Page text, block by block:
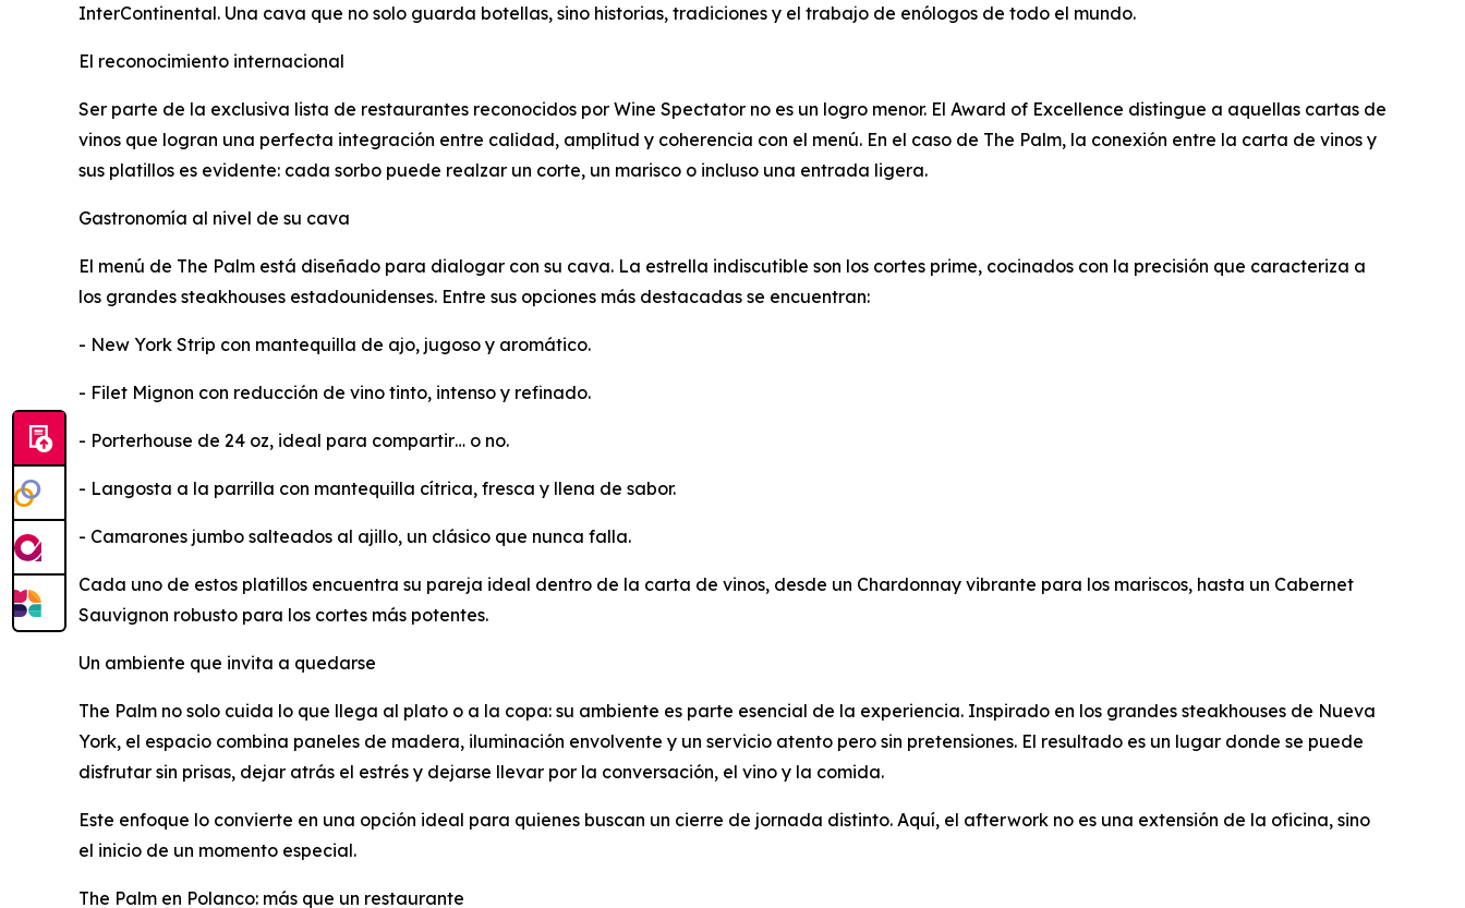
InterContinental. Una cava que no solo guarda botellas, sino historias, tradiciones y el trabajo de enólogos de todo el mundo.
El reconocimiento internacional
Ser parte de la exclusiva lista de restaurantes reconocidos por Wine Spectator no es un logro menor. El Award of Excellence distingue a aquellas cartas de
vinos que logran una perfecta integración entre calidad, amplitud y coherencia con el menú. En el caso de The Palm, la conexión entre la carta de vinos y
sus platillos es evidente: cada sorbo puede realzar un corte, un marisco o incluso una entrada ligera.
Gastronomía al nivel de su cava
El menú de The Palm está diseñado para dialogar con su cava. La estrella indiscutible son los cortes prime, cocinados con la precisión que caracteriza a
los grandes steakhouses estadounidenses. Entre sus opciones más destacadas se encuentran:
- New York Strip con mantequilla de ajo, jugoso y aromático.
- Filet Mignon con reducción de vino tinto, intenso y refinado.
- Porterhouse de 24 oz, ideal para compartir… o no.
- Langosta a la parrilla con mantequilla cítrica, fresca y llena de sabor.
- Camarones jumbo salteados al ajillo, un clásico que nunca falla.
Cada uno de estos platillos encuentra su pareja ideal dentro de la carta de vinos, desde un Chardonnay vibrante para los mariscos, hasta un Cabernet
Sauvignon robusto para los cortes más potentes.
Un ambiente que invita a quedarse
The Palm no solo cuida lo que llega al plato o a la copa: su ambiente es parte esencial de la experiencia. Inspirado en los grandes steakhouses de Nueva
York, el espacio combina paneles de madera, iluminación envolvente y un servicio atento pero sin pretensiones. El resultado es un lugar donde se puede
disfrutar sin prisas, dejar atrás el estrés y dejarse llevar por la conversación, el vino y la comida.
Este enfoque lo convierte en una opción ideal para quienes buscan un cierre de jornada distinto. Aquí, el afterwork no es una extensión de la oficina, sino
el inicio de un momento especial.
The Palm en Polanco: más que un restaurante